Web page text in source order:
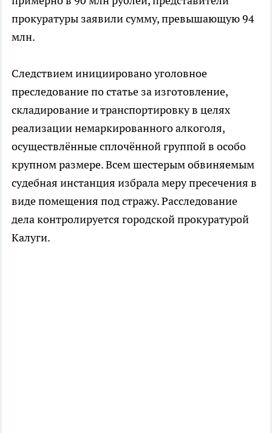
прокуратуры заявили сумму, превышающую 94
млн.
Следствием инициировано уголовное
преследование по статье за изготовление,
складирование и транспортировку в целях
реализации немаркированного алкоголя,
осуществлённые сплочённой группой в особо
крупном размере. Всем шестерым обвиняемым
судебная инстанция избрала меру пресечения в
виде помещения под стражу. Расследование
дела контролируется городской прокуратурой
Калуги.